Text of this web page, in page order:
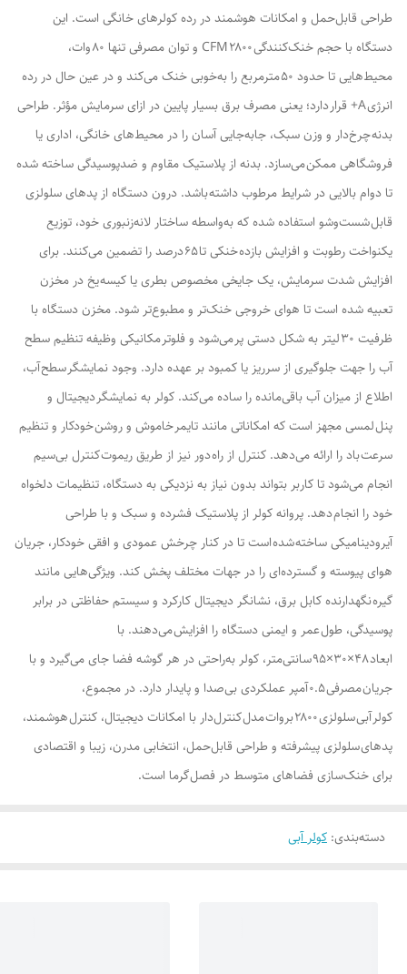
طراحی قابل‌حمل و امکانات هوشمند در رده کولرهای خانگی است. این
دستگاه با حجم خنک‌کنندگی ۲۸۰۰ CFM و توان مصرفی تنها ۸۰ وات،
محیط‌هایی تا حدود ۵۰ مترمربع را به‌خوبی خنک می‌کند و در عین حال در رده
انرژی A+ قرار دارد؛ یعنی مصرف برق بسیار پایین در ازای سرمایش مؤثر. طراحی
بدنه چرخ‌دار و وزن سبک، جابه‌جایی آسان را در محیط‌های خانگی، اداری یا
فروشگاهی ممکن می‌سازد. بدنه از پلاستیک مقاوم و ضد‌پوسیدگی ساخته شده
تا دوام بالایی در شرایط مرطوب داشته باشد. درون دستگاه از پدهای سلولزی
قابل شست‌وشو استفاده شده که به‌واسطه ساختار لانه‌زنبوری خود، توزیع
یکنواخت رطوبت و افزایش بازده خنکی تا ۶۵ درصد را تضمین می‌کنند. برای
افزایش شدت سرمایش، یک جایخی مخصوص بطری یا کیسه یخ در مخزن
تعبیه شده است تا هوای خروجی خنک‌تر و مطبوع‌تر شود. مخزن دستگاه با
ظرفیت ۳۰ لیتر به شکل دستی پر می‌شود و فلوتر مکانیکی وظیفه تنظیم سطح
آب را جهت جلوگیری از سرریز یا کمبود بر عهده دارد. وجود نمایشگر سطح آب،
اطلاع از میزان آب باقی‌مانده را ساده می‌کند. کولر به نمایشگر دیجیتال و
پنل لمسی مجهز است که امکاناتی مانند تایمر خاموش و روشن خودکار و تنظیم
سرعت باد را ارائه می‌دهد. کنترل از راه دور نیز از طریق ریموت کنترل بی‌سیم
انجام می‌شود تا کاربر بتواند بدون نیاز به نزدیکی به دستگاه، تنظیمات دلخواه
خود را انجام دهد. پروانه کولر از پلاستیک فشرده و سبک و با طراحی
آیرودینامیکی ساخته شده است تا در کنار چرخش عمودی و افقی خودکار، جریان
هوای پیوسته و گسترده‌ای را در جهات مختلف پخش کند. ویژگی‌هایی مانند
گیره نگهدارنده کابل برق، نشانگر دیجیتال کارکرد و سیستم حفاظتی در برابر
پوسیدگی، طول عمر و ایمنی دستگاه را افزایش می‌دهند. با
ابعاد ۴۸×۳۰×۹۵ سانتی‌متر، کولر به‌راحتی در هر گوشه فضا جای می‌گیرد و با
جریان مصرفی ۰.۵ آمپر عملکردی بی‌صدا و پایدار دارد. در مجموع،
کولر آبی سلولزی ۲۸۰۰ بروات مدل کنترل‌دار با امکانات دیجیتال، کنترل هوشمند،
پدهای سلولزی پیشرفته و طراحی قابل‌حمل، انتخابی مدرن، زیبا و اقتصادی
برای خنک‌سازی فضاهای متوسط در فصل گرما است.
دسته‌بندی: کولر آبی